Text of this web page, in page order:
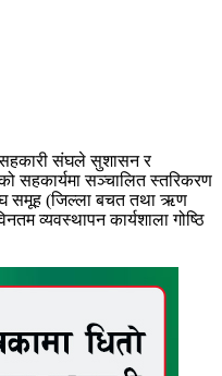
संघले सुशासन र
सहकार्यमा सञ्चालित स्तरिकरण
समूह (जिल्ला बचत तथा ऋण
व्यवस्थापन कार्यशाला गोष्ठि